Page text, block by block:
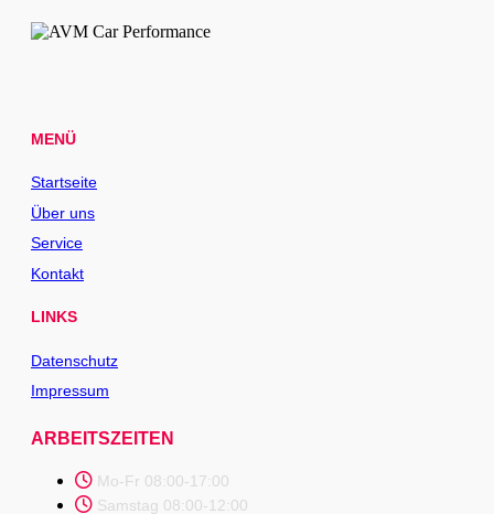
MENÜ
Startseite
Über uns
Service
Kontakt
LINKS
Datenschutz
Impressum
ARBEITSZEITEN
Mo-Fr 08:00-17:00
Samstag 08:00-12:00